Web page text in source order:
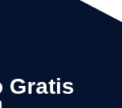
Gratis